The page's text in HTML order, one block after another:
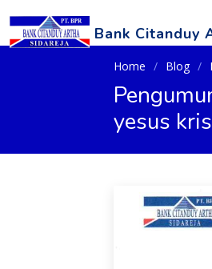
Bank Citanduy
Home Blog
yesus